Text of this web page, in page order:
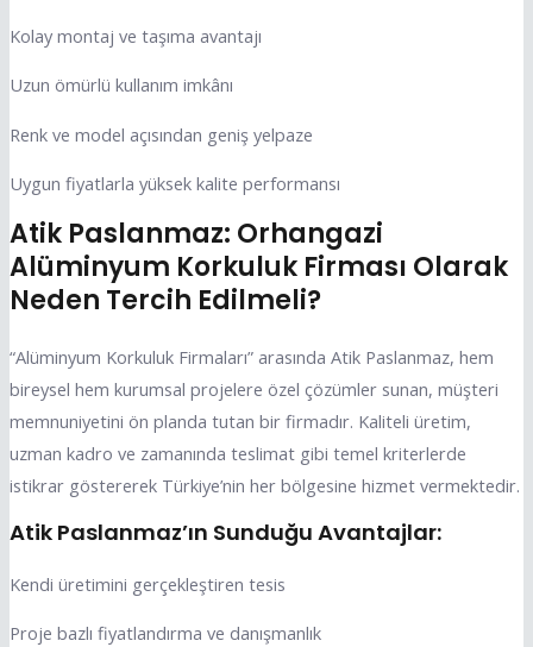
Kolay montaj ve taşıma avantajı
Uzun ömürlü kullanım imkânı
Renk ve model açısından geniş yelpaze
Uygun fiyatlarla yüksek kalite performansı
Atik Paslanmaz: Orhangazi
Alüminyum Korkuluk Firması Olarak
Neden Tercih Edilmeli?
“Alüminyum Korkuluk Firmaları” arasında Atik Paslanmaz, hem
bireysel hem kurumsal projelere özel çözümler sunan, müşteri
memnuniyetini ön planda tutan bir firmadır. Kaliteli üretim,
uzman kadro ve zamanında teslimat gibi temel kriterlerde
istikrar göstererek Türkiye’nin her bölgesine hizmet vermektedir.
Atik Paslanmaz’ın Sunduğu Avantajlar:
Kendi üretimini gerçekleştiren tesis
Proje bazlı fiyatlandırma ve danışmanlık